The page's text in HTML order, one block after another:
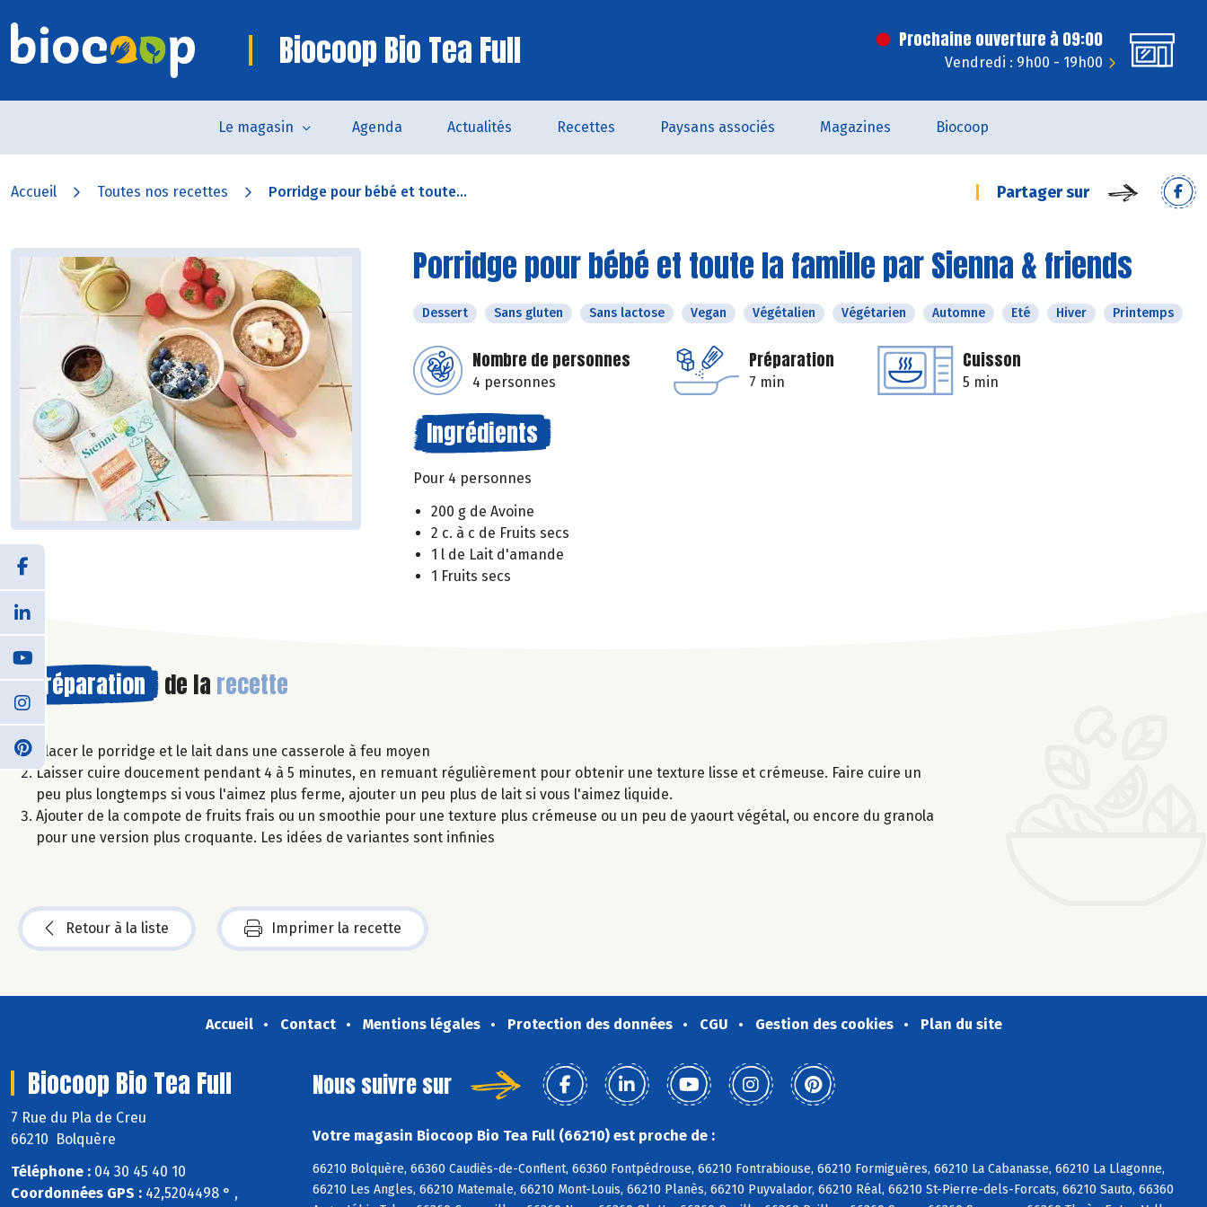
Biocoop Bio Tea Full Prochaine ouverture à 09:00
Vendredi : 9h00 - 19h00
Le magasin Agenda Actualités Recettes Paysans associés Magazines Biocoop
Accueil Toutes nos recettes Porridge pour bébé et toute... Partager sur
Porridge pour bébé et toute la famille par Sienna & friends
Dessert Sans gluten Sans lactose Vegan Végétalien Végétarien Automne Eté Hiver Printemps
Nombre de personnes
4 personnes
Préparation
7 min
Cuisson
5 min
Ingrédients
Pour 4 personnes
200 g de Avoine
2 c. à c de Fruits secs
1 l de Lait d'amande
1 Fruits secs
Préparation de la recette
Placer le porridge et le lait dans une casserole à feu moyen
Laisser cuire doucement pendant 4 à 5 minutes, en remuant régulièrement pour obtenir une texture lisse et crémeuse. Faire cuire un
peu plus longtemps si vous l'aimez plus ferme, ajouter un peu plus de lait si vous l'aimez liquide.
Ajouter de la compote de fruits frais ou un smoothie pour une texture plus crémeuse ou un peu de yaourt végétal, ou encore du granola
pour une version plus croquante. Les idées de variantes sont infinies
Retour à la liste Imprimer la recette
Accueil Contact Mentions légales Protection des données CGU Gestion des cookies Plan du site
Biocoop Bio Tea Full
7 Rue du Pla de Creu
66210 Bolquère
Téléphone : 04 30 45 40 10
Coordonnées GPS : 42,5204498 ° ,
Nous suivre sur
Votre magasin Biocoop Bio Tea Full (66210) est proche de :
66210 Bolquère, 66360 Caudiès-de-Conflent, 66360 Fontpédrouse, 66210 Fontrabiouse, 66210 Formiguères, 66210 La Cabanasse, 66210 La Llagonne,
66210 Les Angles, 66210 Matemale, 66210 Mont-Louis, 66210 Planès, 66210 Puyvalador, 66210 Réal, 66210 St-Pierre-dels-Forcats, 66210 Sauto, 66360